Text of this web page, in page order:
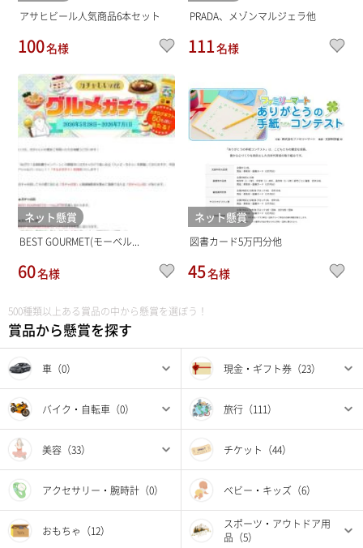
500種類以上ある賞品の中から懸賞を選ぼう！
賞品から懸賞を探す
車（0） 現金・ギフト券（23）
バイク・自転車（0） 旅行（111）
美容（33） チケット（44）
アクセサリー・腕時計（0） ベビー・キッズ（6）
おもちゃ（12）
スポーツ・アウトドア用
品（5）
アサヒビール人気商品6本セット
100名様
PRADA、メゾンマルジェラ他
111名様
ネット懸賞
BEST GOURMET(モーベル...
60名様
ネット懸賞
図書カード5万円分他
45名様